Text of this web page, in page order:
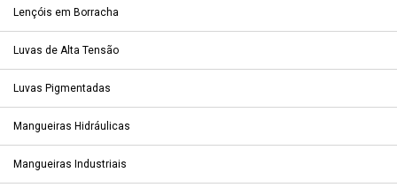
Lençóis em Borracha
Luvas de Alta Tensão
Luvas Pigmentadas
Mangueiras Hidráulicas
Mangueiras Industriais